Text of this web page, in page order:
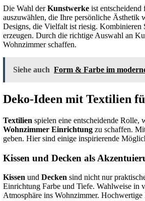
Die Wahl derKunstwerke ist
auszuwählen, die Ihre persönliche Ästhetik
Designs, die Vielfalt ist riesig. Kombinieren
erzeugen. Durch die richtige Auswahl an
Wohnzimmer schaffen.
Siehe auch Form & Farbe im
Deko-Ideen mit Textilien
Textilien spielen eine entscheidende Rolle,
Wohnzimmer Einrichtung zu schaffen.
geben. Hier sind einige inspirierende
Kissen und Decken als
Kissen und Decken sind nicht nur
Einrichtung Farbe und Tiefe. Wahlweise in
Atmosphäre ins Wohnzimmer.